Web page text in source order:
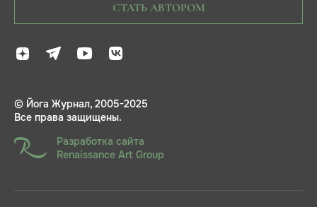
СТАТЬ АВТОРОМ
© Йога Журнал, 2005-2025
Все права защищены.
Разработка сайта
Renaissance Art Group